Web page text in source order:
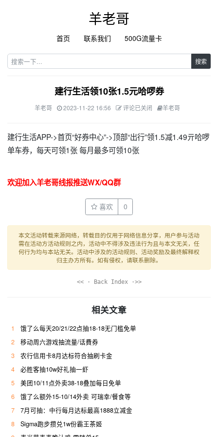
羊老哥
首页 联系我们 500G流量卡
搜索
建行生活领10张1.5元哈啰券
羊老哥 2023-11-22 16:56 评论已关闭 羊老哥
建行生活APP->首页“好券中心”->顶部“出行”领1.5减1.49亓哈啰
单车券，每天可领1张 每月最多可领10张
欢迎加入羊老哥线报推送WX/QQ群
喜欢 0
本文活动转载来源网络，转载目的仅用于网络信息分享，用户参与活动
需在活动方活动规则之内，活动中不得涉及违法行为且与本文无关，任
何行为均与本站无关。活动中涉及的活动规则、活动奖励及最终解释权
归主办方所有。如有侵权，请联系删除。
<< · Back Index ·>>
相关文章
1
饿了么每天20/21/22点抽18-18无门槛免单
2
移动周六游戏抽流量/话費券
3
农行信用卡8月达标符合抽刷卡金
4
必胜客抽10w好礼抽一虾
5
美团10/11点外卖38-18叠加每日免单
6
饿了么额外15-10/14外卖 可瑞幸/餐食等
7
7月可抽：中行每月达标最高1888立减金
8
Sigma跑步攒兑1w份霸王茶姬